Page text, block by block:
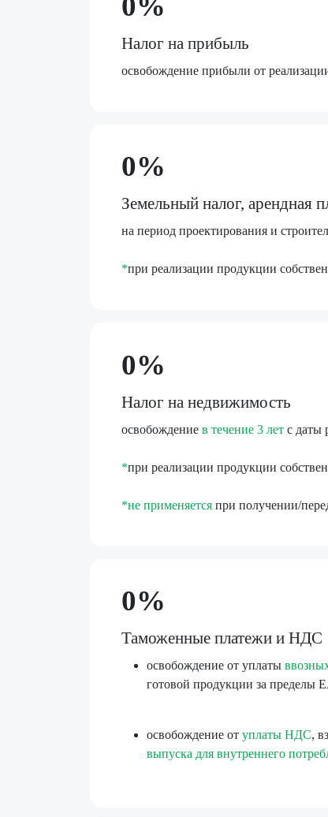
Налог на прибыль
освобождение прибыли от
0%
Земельный налог, арендная
на период проектирования и
*при реализации продукции
0%
Налог на недвижимость
освобождение в течение 3 лет с даты
*при реализации продукции
*не применяется при получении/
0%
Таможенные платежи и НДС
освобождение от уплаты
готовой продукции за пределы
освобождение от уплаты НДС,
выпуска для внутреннего